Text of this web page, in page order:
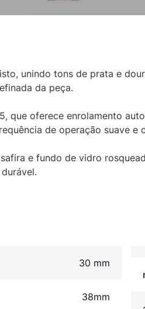
unindo tons de prata e
da peça.
que oferece enrolamento
de operação suave e
e fundo de vidro
30 mm
38mm